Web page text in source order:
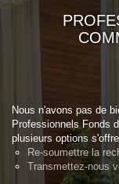
Nous n'avons pas de
Professionnels Fonds
plusieurs options
Re-soumettre la
Transmettez-nous